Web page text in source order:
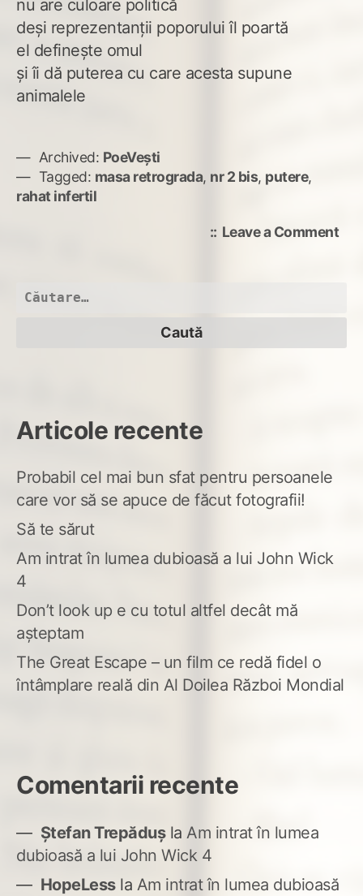
nu are culoare politică
deşi reprezentanţii poporului îl poartă
el defineşte omul
şi îi dă puterea cu care acesta supune
animalele
Archived: PoeVești
Tagged: masa retrograda, nr 2 bis, putere,
rahat infertil
Leave a Commenton
Caută
Articole recente
Probabil cel mai bun sfat pentru persoanele
care vor să se apuce de făcut fotografii!
Să te sărut
Am intrat în lumea dubioasă a lui John Wick
4
Don’t look up e cu totul altfel decât mă
așteptam
The Great Escape – un film ce redă fidel o
întâmplare reală din Al Doilea Război Mondial
Comentarii recente
Ștefan Trepădușla Am intrat în lumea
dubioasă a lui John Wick 4
HopeLessla Am intrat în lumea dubioasă